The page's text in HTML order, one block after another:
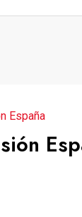
España